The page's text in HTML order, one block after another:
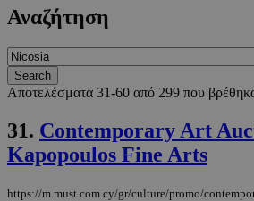
Αναζήτηση
Αποτελέσματα 31-60 από 299 που
31. Contemporary Art
Kapopoulos Fine Arts
https://m.must.com.cy/gr/culture/promo/